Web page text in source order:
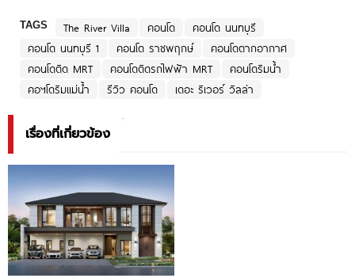
TAGS The River Villa คอนโด
คอนโด นนทบุรี
คอนโด นนทบุรี 1
คอนโด ราชพฤกษ์
คอนโดตากอากาศ
คอนโดติด MRT
คอนโดติดรถไฟฟ้า MRT
คอนโดริมน้ำ
คอฯโดริมแม่น้ำ
รีวิว คอนโด เดอะ ริเวอร์ วิลล่า
เรื่องที่เกี่ยวข้อง